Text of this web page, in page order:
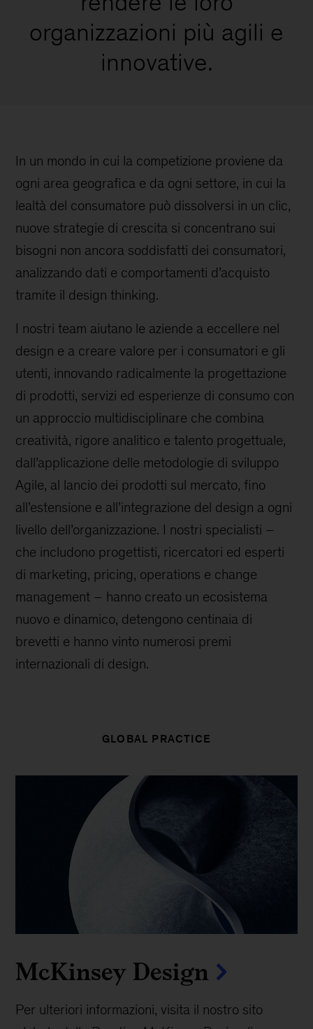
organizzazioni più agili e
innovative.
In un mondo in cui la competizione proviene da
ogni area geografica e da ogni settore, in cui la
lealtà del consumatore può dissolversi in un clic,
nuove strategie di crescita si concentrano sui
bisogni non ancora soddisfatti dei consumatori,
analizzando dati e comportamenti d’acquisto
tramite il design thinking.
I nostri team aiutano le aziende a eccellere nel
design e a creare valore per i consumatori e gli
utenti, innovando radicalmente la progettazione
di prodotti, servizi ed esperienze di consumo con
un approccio multidisciplinare che combina
creatività, rigore analitico e talento progettuale,
dall’applicazione delle metodologie di sviluppo
Agile, al lancio dei prodotti sul mercato, fino
all’estensione e all’integrazione del design a ogni
livello dell’organizzazione. I nostri specialisti –
che includono progettisti, ricercatori ed esperti
di marketing, pricing, operations e change
management – hanno creato un ecosistema
nuovo e dinamico, detengono centinaia di
brevetti e hanno vinto numerosi premi
internazionali di design.
GLOBAL PRACTICE
McKinsey Design
Per ulteriori informazioni, visita il nostro sito